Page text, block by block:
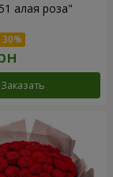
алая роза"
Заказать